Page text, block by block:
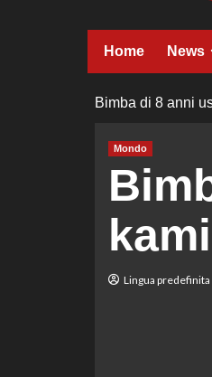
Home News
Bimba di 8 anni
Mondo
Lingua